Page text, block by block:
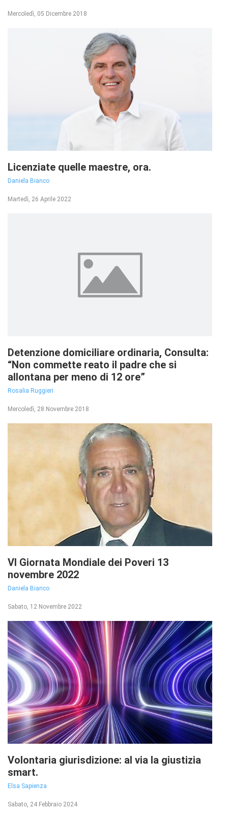
Mercoledì, 05 Dicembre 2018
Licenziate quelle maestre, ora.
Daniela Bianco
Martedì, 26 Aprile 2022
Detenzione domiciliare ordinaria, Consulta:
“Non commette reato il padre che si
allontana per meno di 12 ore”
Rosalia Ruggieri
Mercoledì, 28 Novembre 2018
VI Giornata Mondiale dei Poveri 13
novembre 2022
Daniela Bianco
Sabato, 12 Novembre 2022
Volontaria giurisdizione: al via la giustizia
smart.
Elsa Sapienza
Sabato, 24 Febbraio 2024